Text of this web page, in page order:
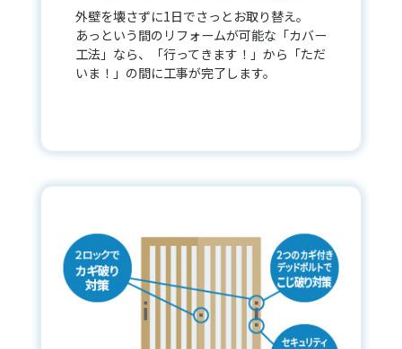
外壁を壊さずに1日でさっとお取り替え。
あっという間のリフォームが可能な「カバー
工法」なら、「行ってきます！」から「ただ
いま！」の間に工事が完了します。